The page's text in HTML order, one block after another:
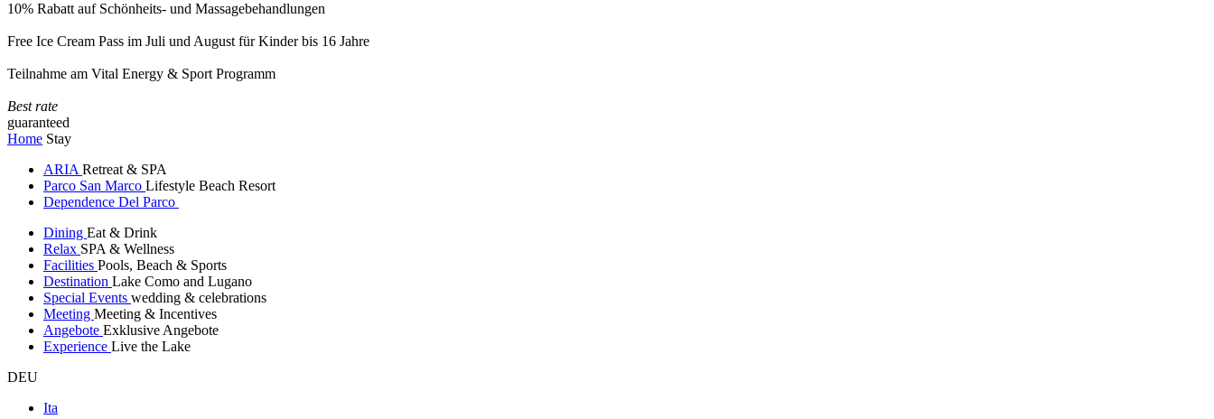
10% Rabatt auf Schönheits- und Massagebehandlungen
Free Ice Cream Pass im Juli und August für Kinder bis 16 Jahre
Teilnahme am Vital Energy & Sport Programm
Best rate
guaranteed
Home Stay
ARIA Retreat & SPA
Parco San Marco Lifestyle Beach Resort
Dependence Del Parco
Dining Eat & Drink
Relax SPA & Wellness
Facilities Pools, Beach & Sports
Destination Lake Como and Lugano
Special Events wedding & celebrations
Meeting Meeting & Incentives
Angebote Exklusive Angebote
Experience Live the Lake
DEU
Ita